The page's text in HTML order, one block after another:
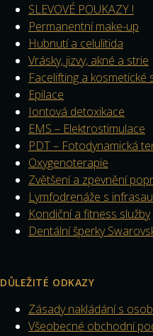
SLEVOVÉ POUKAZY !
Permanentní make-up
Hubnutí a celulitida
Vrásky, jizvy, akné a strie
Facelifting a kosmetické
Epilace
Iontová detoxikace
EMS – Elektrostimulace
PDT – Fotodynamická
Oxygenoterapie
Zvětšení a zpevnění
Lymfodrenáže s
Kondiční a fitness služby
Dentální šperky
DŮLEŽITÉ ODKAZY
Zásady nakládání s
Všeobecné obchodní